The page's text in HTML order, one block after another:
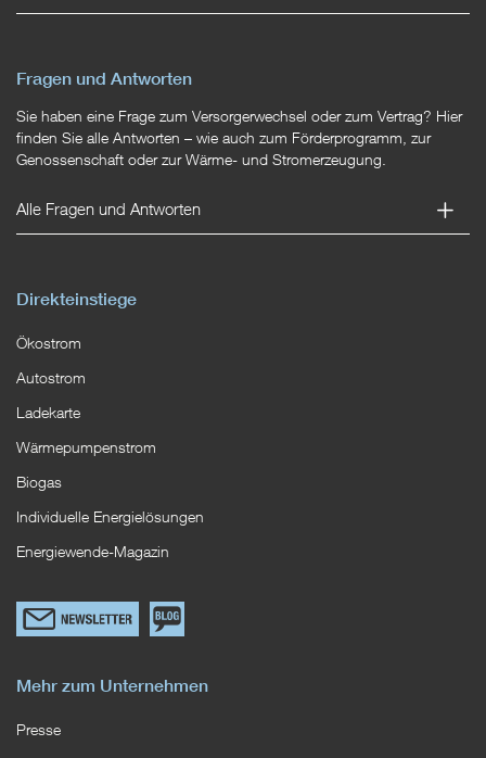
Fragen und Antworten
Sie haben eine Frage zum Versorgerwechsel oder zum Vertrag? Hier
finden Sie alle Antworten – wie auch zum Förderprogramm, zur
Genossenschaft oder zur Wärme- und Stromerzeugung.
Alle Fragen und Antworten
Direkteinstiege
Ökostrom
Autostrom
Ladekarte
Wärmepumpenstrom
Biogas
Individuelle Energielösungen
Energiewende-Magazin
Link
zum
Newsletterformular
Zum
Blog
Mehr zum Unternehmen
Presse